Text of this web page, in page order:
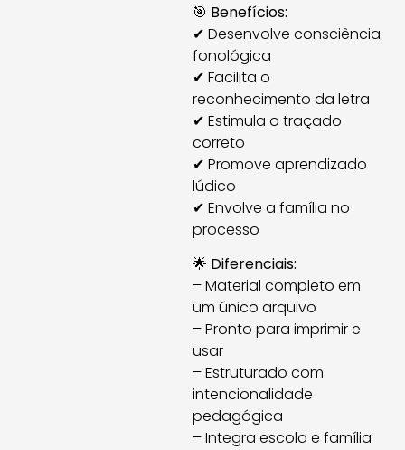
🎯 Benefícios:
✔ Desenvolve consciência
fonológica
✔ Facilita o
reconhecimento da letra
✔ Estimula o traçado
correto
✔ Promove aprendizado
lúdico
✔ Envolve a família no
processo
🌟 Diferenciais:
– Material completo em
um único arquivo
– Pronto para imprimir e
usar
– Estruturado com
intencionalidade
pedagógica
– Integra escola e família